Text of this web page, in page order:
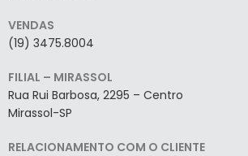
VENDAS
(19) 3475.8004
FILIAL – MIRASSOL
Rua Rui Barbosa, 2295 – Centro
Mirassol-SP
RELACIONAMENTO COM O CLIENTE